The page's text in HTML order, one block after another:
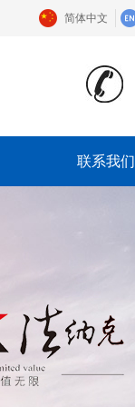
联系我们
简体中文